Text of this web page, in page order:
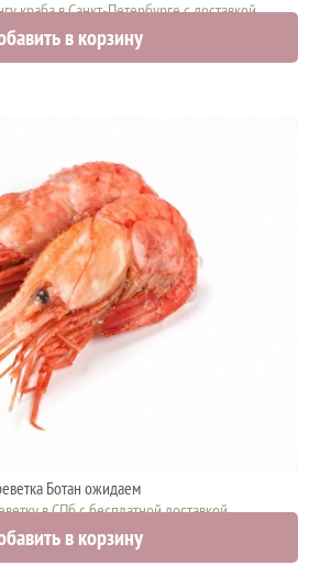
краба в Санкт-Петербурге с доставкой
12000 руб.в корзину
Ботан ожидаем
в СПб с бесплатной доставкой
0 руб.в корзину